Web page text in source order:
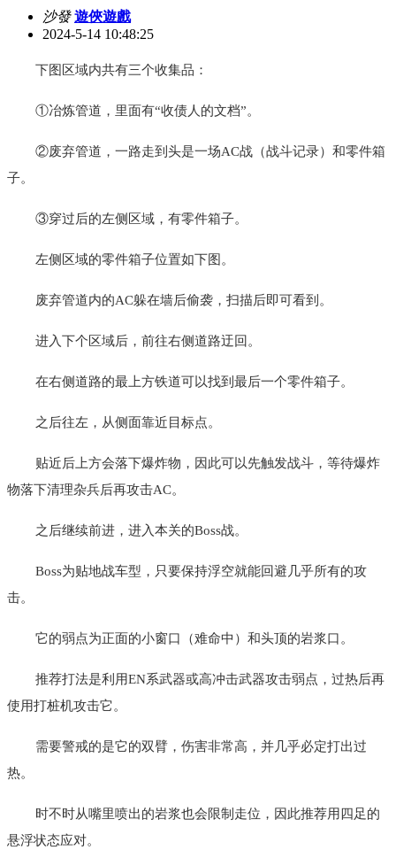
沙發 遊俠遊戲
2024-5-14 10:48:25
下图区域内共有三个收集品：
①冶炼管道，里面有“收债人的文档”。
②废弃管道，一路走到头是一场AC战（战斗记录）和零件箱
子。
③穿过后的左侧区域，有零件箱子。
左侧区域的零件箱子位置如下图。
废弃管道内的AC躲在墙后偷袭，扫描后即可看到。
进入下个区域后，前往右侧道路迂回。
在右侧道路的最上方铁道可以找到最后一个零件箱子。
之后往左，从侧面靠近目标点。
贴近后上方会落下爆炸物，因此可以先触发战斗，等待爆炸
物落下清理杂兵后再攻击AC。
之后继续前进，进入本关的Boss战。
Boss为贴地战车型，只要保持浮空就能回避几乎所有的攻
击。
它的弱点为正面的小窗口（难命中）和头顶的岩浆口。
推荐打法是利用EN系武器或高冲击武器攻击弱点，过热后再
使用打桩机攻击它。
需要警戒的是它的双臂，伤害非常高，并几乎必定打出过
热。
时不时从嘴里喷出的岩浆也会限制走位，因此推荐用四足的
悬浮状态应对。